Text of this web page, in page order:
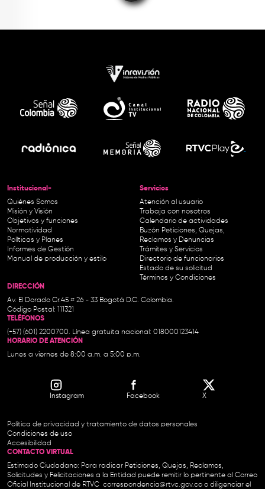
Institucional-
Quiénes Somos
Misión y Visión
Objetivos y funciones
Normatividad
Políticas y Planes
Informes de Gestión
Manual de producción y estilo
Servicios
Atención al usuario
Trabaja con nosotros
Calendario de actividades
Buzón Peticiones, Quejas,
Reclamos y Denuncias
Trámites y Servicios
Directorio de funcionarios
Estado de su solicitud
Términos y Condiciones
DIRECCIÓN
Av. El Dorado Cr.45 # 26 - 33 Bogotá D.C. Colombia.
Código Postal: 111321
TELÉFONOS
(+57) (601) 2200700. Línea gratuita nacional: 018000123414
HORARIO DE ATENCIÓN
Lunes a viernes de 8:00 a.m. a 5:00 p.m.
Instagram Facebook X
Política de privacidad y tratamiento de datos personales
Condiciones de uso
Accesibilidad
CONTACTO VIRTUAL
Estimado Ciudadano: Para radicar Peticiones, Quejas, Reclamos,
Solicitudes y Felicitaciones a la Entidad puede remitir lo pertinente al Correo
Oficial Institucional de RTVC correspondencia@rtvc.gov.co o diligenciar el